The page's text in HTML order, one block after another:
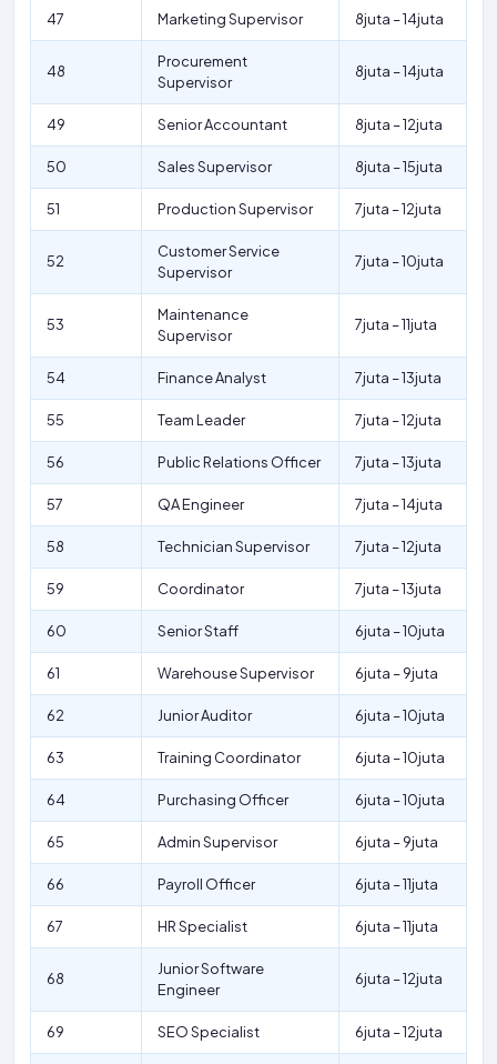
47 Marketing Supervisor 8juta – 14juta
48
Procurement
Supervisor
8juta – 14juta
49 Senior Accountant 8juta – 12juta
50 Sales Supervisor 8juta – 15juta
51 Production Supervisor 7juta – 12juta
52
Customer Service
Supervisor
7juta – 10juta
53
Maintenance
Supervisor
7juta – 11juta
54 Finance Analyst 7juta – 13juta
55 Team Leader 7juta – 12juta
56 Public Relations Officer 7juta – 13juta
57 QA Engineer 7juta – 14juta
58 Technician Supervisor 7juta – 12juta
59 Coordinator 7juta – 13juta
60 Senior Staff 6juta – 10juta
61 Warehouse Supervisor 6juta – 9juta
62 Junior Auditor 6juta – 10juta
63 Training Coordinator 6juta – 10juta
64 Purchasing Officer 6juta – 10juta
65 Admin Supervisor 6juta – 9juta
66 Payroll Officer 6juta – 11juta
67 HR Specialist 6juta – 11juta
68
Junior Software
Engineer
6juta – 12juta
69 SEO Specialist 6juta – 12juta